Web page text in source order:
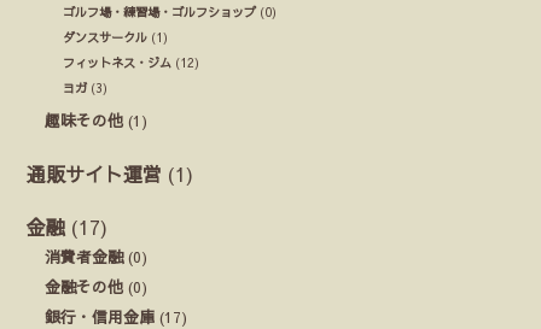
ゴルフ場・練習場・ゴルフショップ(0)
ダンスサークル (1)
フィットネス・ジム (12)
ヨガ (3)
趣味その他 (1)
通販サイト運営 (1)
金融 (17)
消費者金融(0)
金融その他 (0)
銀行・信用金庫 (17)